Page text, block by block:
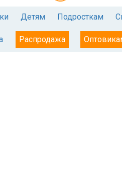
Детям Подросткам
Распродажа